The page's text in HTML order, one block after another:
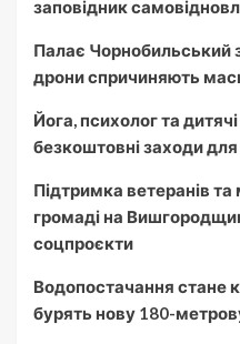
заповідник
Палає Чорнобильський
дрони спричиняють
Йога, психолог та
безкоштовні заходи
Підтримка ветеранів та
громаді на
соцпроєкти
Водопостачання стане
бурять нову 180-